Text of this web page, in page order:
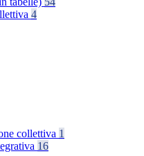
4
collettiva 1
16